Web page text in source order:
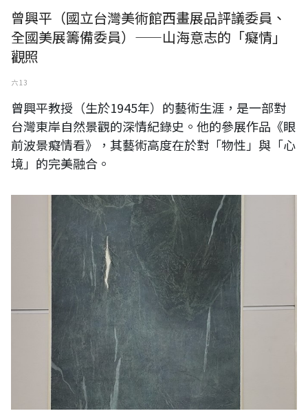
曾興平（國立台灣美術館西畫展品評議委員、
全國美展籌備委員）——山海意志的「癡情」
觀照
六 13
曾興平教授（生於1945年）的藝術生涯，是一部對
台灣東岸自然景觀的深情紀錄史。他的參展作品《眼
前波景癡情看》，其藝術高度在於對「物性」與「心
境」的完美融合。